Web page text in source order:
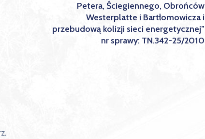
Petera, Ściegiennego, Obrońców
Westerplatte i Bartłomowicza i
przebudową kolizji sieci energetycznej”
nr sprawy: TN.342-25/2010